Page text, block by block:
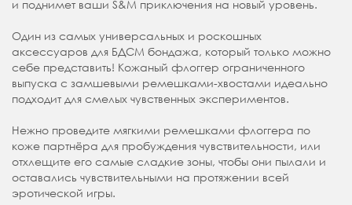
и поднимет ваши S&M приключения на новый уровень.
Один из самых универсальных и роскошных
аксессуаров для БДСМ бондажа, который только можно
себе представить! Кожаный флоггер ограниченного
выпуска с замшевыми ремешками-хвостами идеально
подходит для смелых чувственных экспериментов.
Нежно проведите мягкими ремешками флоггера по
коже партнёра для пробуждения чувствительности, или
отхлещите его самые сладкие зоны, чтобы они пылали и
оставались чувствительными на протяжении всей
эротической игры.